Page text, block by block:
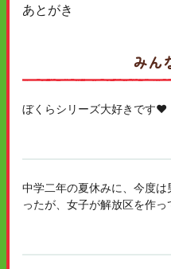
あとがき
みん
ぼくらシリーズ大好きです❤️
中学二年の夏休みに、今度
ったが、女子が解放区を作っ